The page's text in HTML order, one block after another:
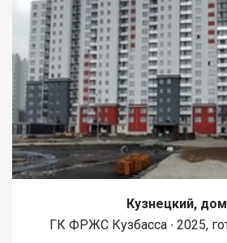
Кузнецкий,
ГК ФРЖС Кузбасса ∙ 2025,